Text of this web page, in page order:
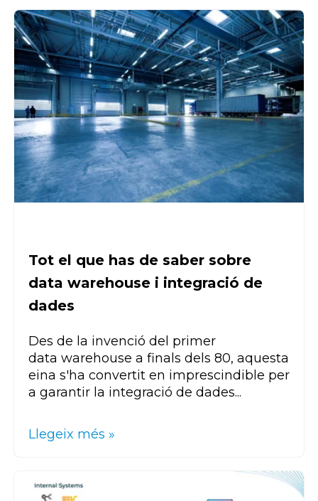
Tot el que has de saber sobre
data warehouse i integració de
dades
Des de la invenció del primer
data warehouse a finals dels 80, aquesta
eina s'ha convertit en imprescindible per
a garantir la integració de dades...
Llegeix més »